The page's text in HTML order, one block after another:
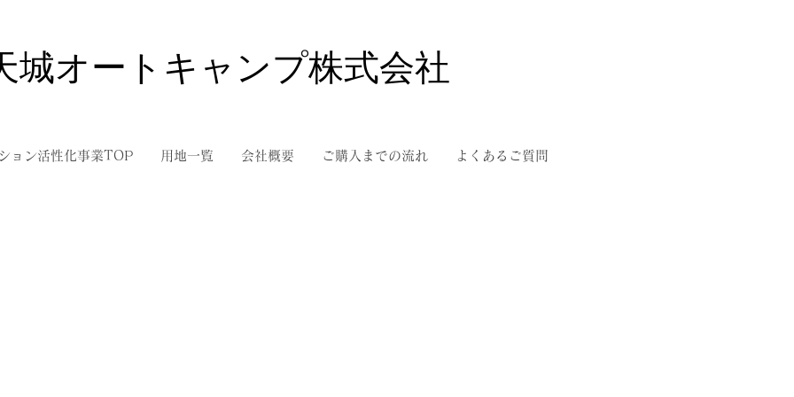
城オートキャンプ株式会社
ョン活性化事業TOP 用地一覧 会社概要 ご購入までの流れ よくあるご質問